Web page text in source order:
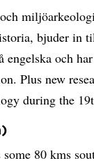
bjuder in
engelska och
Plus new
during the
80 kms